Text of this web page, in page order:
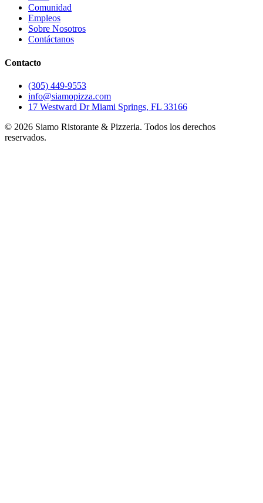
Comunidad
Empleos
Sobre Nosotros
Contáctanos
Contacto
(305) 449-9553
info@siamopizza.com
17 Westward Dr Miami Springs, FL 33166
© 2026 Siamo Ristorante & Pizzeria. Todos los derechos
reservados.